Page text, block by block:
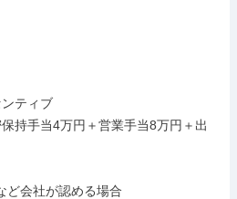
ティブ
持手当4万円＋営業手当8万円＋出
会社が認める場合